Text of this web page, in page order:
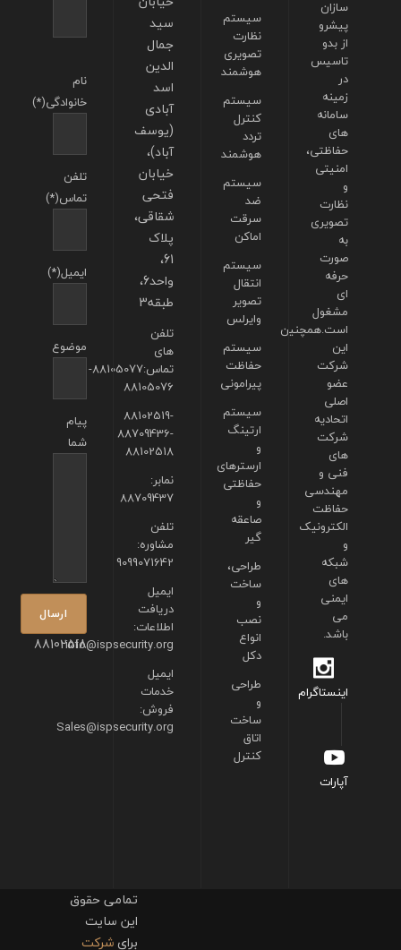
نام
خانوادگی(*)
تلفن
تماس(*)
ایمیل(*)
موضوع
پیام
شما
88102518
سید
جمال
الدین
اسد
آبادی
(یوسف
آباد)،
خیابان
فتحی
شقاقی،
پلاک
61،
واحد6،
طبقه3
تلفن
های
تماس:88105077-
88105076
88102519-
88709436-
88102518
نمابر:
88709437
تلفن
مشاوره:
9099071642
ایمیل
دریافت
اطلاعات:
info@ispsecurity.org
ایمیل
خدمات
فروش:
Sales@ispsecurity.org
سیستم
نظارت
تصویری
هوشمند
سیستم
کنترل
تردد
هوشمند
سیستم
ضد
سرقت
اماکن
سیستم
انتقال
تصویر
وایرلس
سیستم
حفاظت
پیرامونی
سیستم
ارتینگ
و
ارسترهای
حفاظتی
و
صاعقه
گیر
طراحی،
ساخت
و
نصب
انواع
دکل
طراحی
و
ساخت
اتاق
کنترل
سازان
پیشرو
از بدو
تاسیس
در
زمینه
سامانه
های
حفاظتی،
امنیتی
و
نظارت
تصویری
به
صورت
حرفه
ای
مشغول
است.همچنین
این
شرکت
عضو
اصلی
اتحادیه
شرکت
های
فنی و
مهندسی
حفاظت
الکترونیک
و
شبکه
های
ایمنی
می
باشد.
اینستاگرام
آپارات
تمامی حقوق
این سایت
برایشرکت